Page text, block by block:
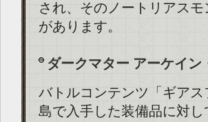
され、そのノートリアス
があります。
ダークマター アーケイ
バトルコンテンツ「ギア
島で入手した装備品に対